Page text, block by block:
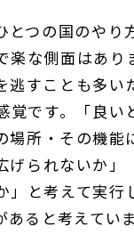
とつの国のやり
楽な側面はあり
逃すことも多い
覚です。「良い
場所・その機能
げられないか」
」と考えて実行
ると考えていま